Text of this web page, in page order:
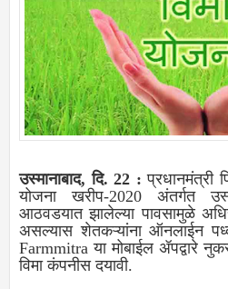
उस्मानाबाद, दि. 22 :प्रधानमंत्री
योजना खरीप-2020 अंतर्गत
आठवडयात झालेल्या पावसामुळे
असल्यास शेतकऱ्यांना ऑनलाईन
Farmmitra या मोबाईल ॲपद्वारे
विमा कंपनीस दयावी.